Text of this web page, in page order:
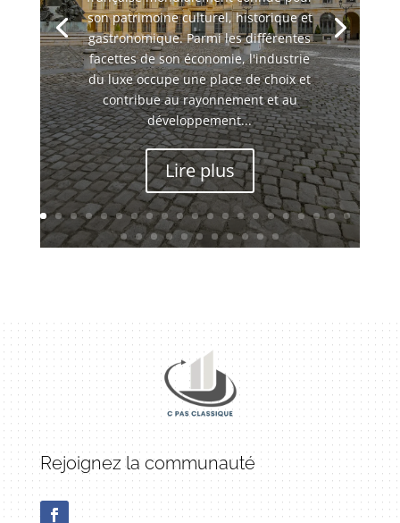
son patrimoine culturel, historique et
gastronomique. Parmi les différentes
facettes de son économie, l'industrie
du luxe occupe une place de choix et
contribue au rayonnement et au
développement...
Lire plus
Rejoignez la communauté